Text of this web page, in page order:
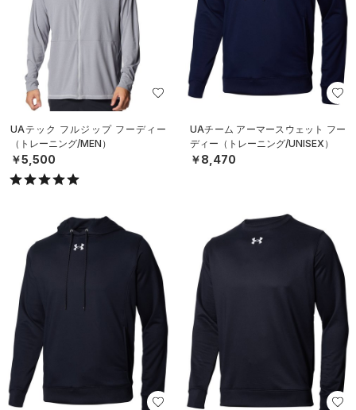
UAテック フルジップ フーディー
（トレーニング/MEN）
￥5,500
UAチーム アーマースウェット フー
ディー（トレーニング/UNISEX）
￥8,470